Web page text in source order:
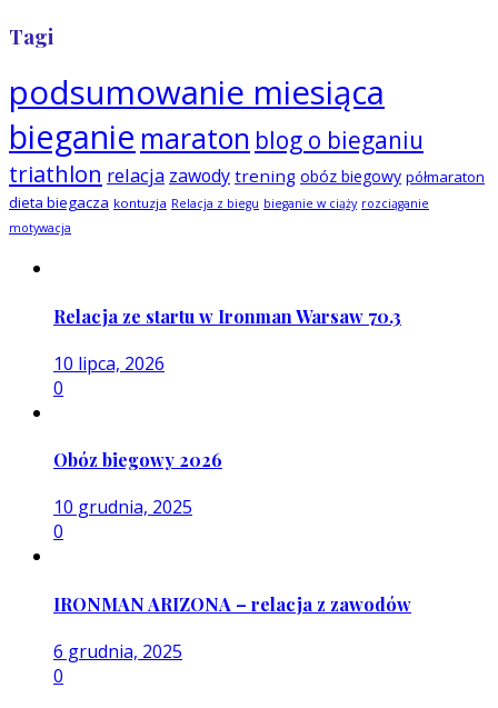
Tagi
podsumowanie miesiąca
bieganie maraton blog o bieganiu
triathlon relacja zawody trening obóz biegowy półmaraton
dieta biegacza kontuzja Relacja z biegu bieganie w ciąży rozciąganie
motywacja
Relacja ze startu w Ironman Warsaw 70.3
10 lipca, 2026
0
Obóz biegowy 2026
10 grudnia, 2025
0
IRONMAN ARIZONA – relacja z zawodów
6 grudnia, 2025
0